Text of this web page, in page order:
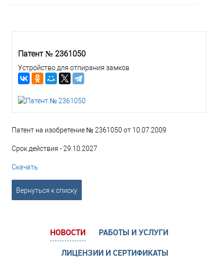
Патент № 2361050
Устройство для отпирания замков
Патент на изобретение № 2361050 от 10.07.2009
Срок действия - 29.10.2027
Скачать
Вернуться к списку
НОВОСТИ
РАБОТЫ И УСЛУГИ
ЛИЦЕНЗИИ И СЕРТИФИКАТЫ